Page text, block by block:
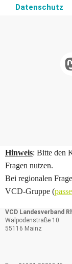
Datenschutz
Hinweis: Bitte den
Fragen nutzen.
Bei regionalen
VCD-Gruppe (
VCD Landesverband
Walpodenstraße 10
55116 Mainz